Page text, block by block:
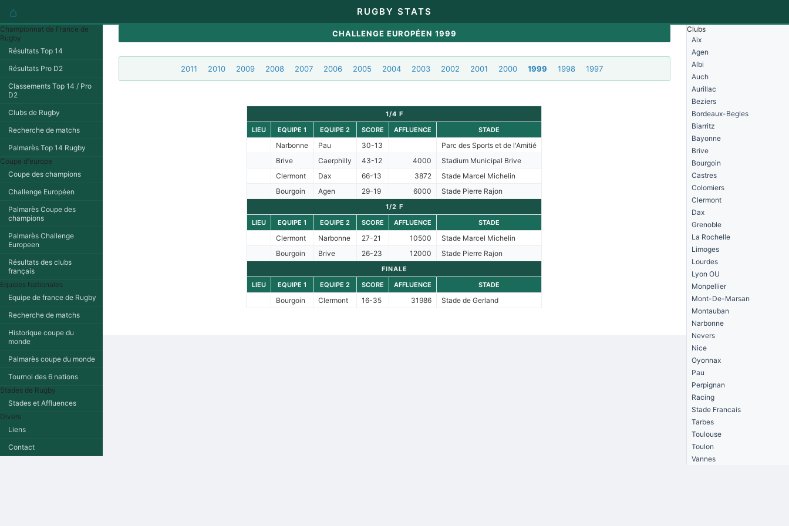
⌂ RUGBY STATS
Championnat de France de
Rugby
Résultats Top 14
Résultats Pro D2
Classements Top 14 / Pro
D2
Clubs de Rugby
Recherche de matchs
Palmarès Top 14 Rugby
Coupe d'europe
Coupe des champions
Challenge Européen
Palmarès Coupe des
champions
Palmarès Challenge
Europeen
Résultats des clubs
français
Equipes Nationales
Equipe de france de Rugby
Recherche de matchs
Historique coupe du
monde
Palmarès coupe du monde
Tournoi des 6 nations
Stades de Rugby
Stades et Affluences
Divers
Liens
Contact
CHALLENGE EUROPÉEN 1999
2011 2010 2009 2008 2007 2006 2005 2004 2003 2002 2001 2000 1999 1998 1997
1/4 F
LIEU
EQUIPE 1 EQUIPE 2 SCORE AFFLUENCE STADE
Narbonne Pau 30-13
Parc des Sports et de l'Amitié
Brive
Caerphilly 43-12 4000
Stadium Municipal Brive
Clermont
Dax 66-13 3872
Stade Marcel Michelin
Bourgoin
Agen 29-19 6000 Stade Pierre Rajon
1/2 F
LIEU
EQUIPE 1 EQUIPE 2 SCORE AFFLUENCE STADE
Clermont Narbonne 27-21 10500
Stade Marcel Michelin
Bourgoin
Brive 26-23 12000 Stade Pierre Rajon
FINALE
LIEU
EQUIPE 1 EQUIPE 2 SCORE AFFLUENCE STADE
Bourgoin Clermont 16-35 31986 Stade de Gerland
Clubs
Aix
Agen
Albi
Auch
Aurillac
Beziers
Bordeaux-Begles
Biarritz
Bayonne
Brive
Bourgoin
Castres
Colomiers
Clermont
Dax
Grenoble
La Rochelle
Limoges
Lourdes
Lyon OU
Monpellier
Mont-De-Marsan
Montauban
Narbonne
Nevers
Nice
Oyonnax
Pau
Perpignan
Racing
Stade Francais
Tarbes
Toulouse
Toulon
Vannes